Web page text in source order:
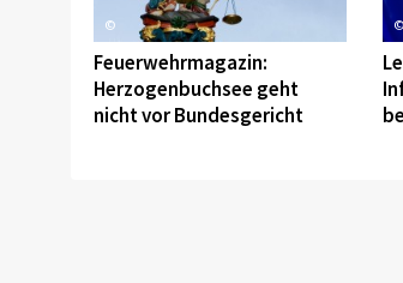
©
Feuerwehrmagazin:
Herzogenbuchsee geht
nicht vor Bundesgericht
©